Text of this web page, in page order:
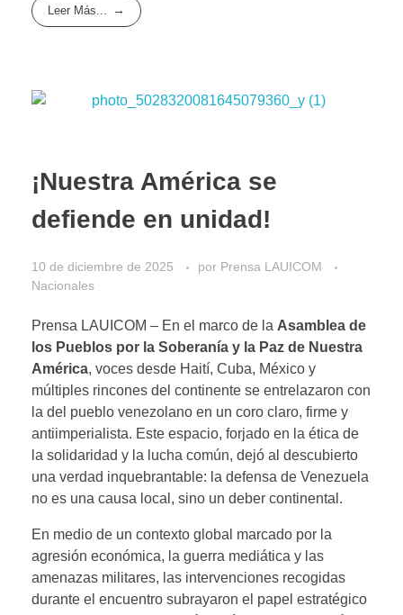
Leer Más...
¡Nuestra América se
defiende en unidad!
10 de diciembre de 2025 por Prensa LAUICOM
Nacionales
Prensa LAUICOM – En el marco de la Asamblea de
los Pueblos por la Soberanía y la Paz de Nuestra
América, voces desde Haití, Cuba, México y
múltiples rincones del continente se entrelazaron con
la del pueblo venezolano en un coro claro, firme y
antiimperialista. Este espacio, forjado en la ética de
la solidaridad y la lucha común, dejó al descubierto
una verdad inquebrantable: la defensa de Venezuela
no es una causa local, sino un deber continental.
En medio de un contexto global marcado por la
agresión económica, la guerra mediática y las
amenazas militares, las intervenciones recogidas
durante el encuentro subrayaron el papel estratégico